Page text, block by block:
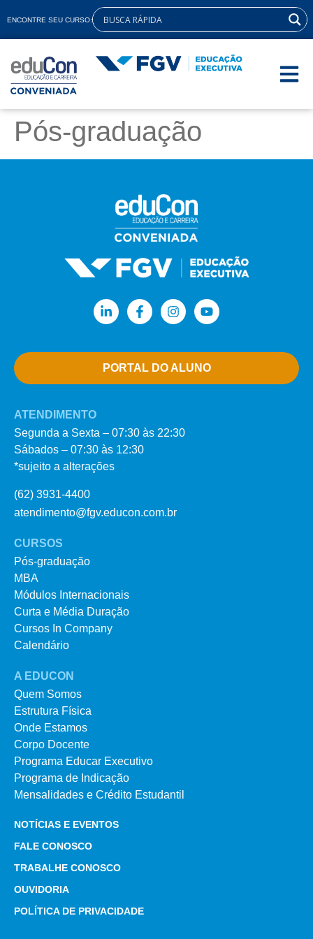
ENCONTRE SEU CURSO:
Pós-graduação
PORTAL DO ALUNO
ATENDIMENTO
Segunda a Sexta – 07:30 às 22:30
Sábados – 07:30 às 12:30
*sujeito a alterações
(62) 3931-4400
atendimento@fgv.educon.com.br
CURSOS
Pós-graduação
MBA
Módulos Internacionais
Curta e Média Duração
Cursos In Company
Calendário
A EDUCON
Quem Somos
Estrutura Física
Onde Estamos
Corpo Docente
Programa Educar Executivo
Programa de Indicação
Mensalidades e Crédito Estudantil
NOTÍCIAS E EVENTOS
FALE CONOSCO
TRABALHE CONOSCO
OUVIDORIA
POLÍTICA DE PRIVACIDADE